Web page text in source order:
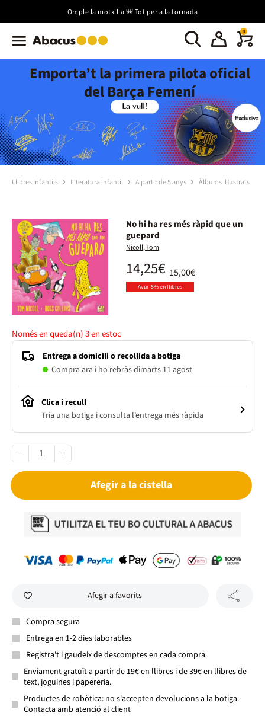
Omple la motxilla 🎒 Tot per a la tornada
0
Emporta’t la primera pilota oficial
del Barça Femení
Llibres Infantils Literatura infantil A partir de 5 anys Àlbums il·lustrats
No hi ha res més ràpid que un
guepard
Nicoll, Tom
15,00€
14,25€
Avui -5% en llibres
Només en queda(n)3en estoc
Entrega a domicili o recollida a botiga
Compra ara i ho rebràs dimarts 11 agost
Clica i recull
Tria una botiga i consulta l’entrega més ràpida
Afegir a la cistella
Afegir a favorits
Compra segura
Entrega en 1-2 dies laborables
Registra't i gaudeix de descomptes en cada compra
Enviament gratuït a partir de 19€ en llibres i de 39€ en llibres de
text, joguines i papereria.
Productes de robòtica: no s'accepten devolucions a la botiga.
Contacta amb atenció al client